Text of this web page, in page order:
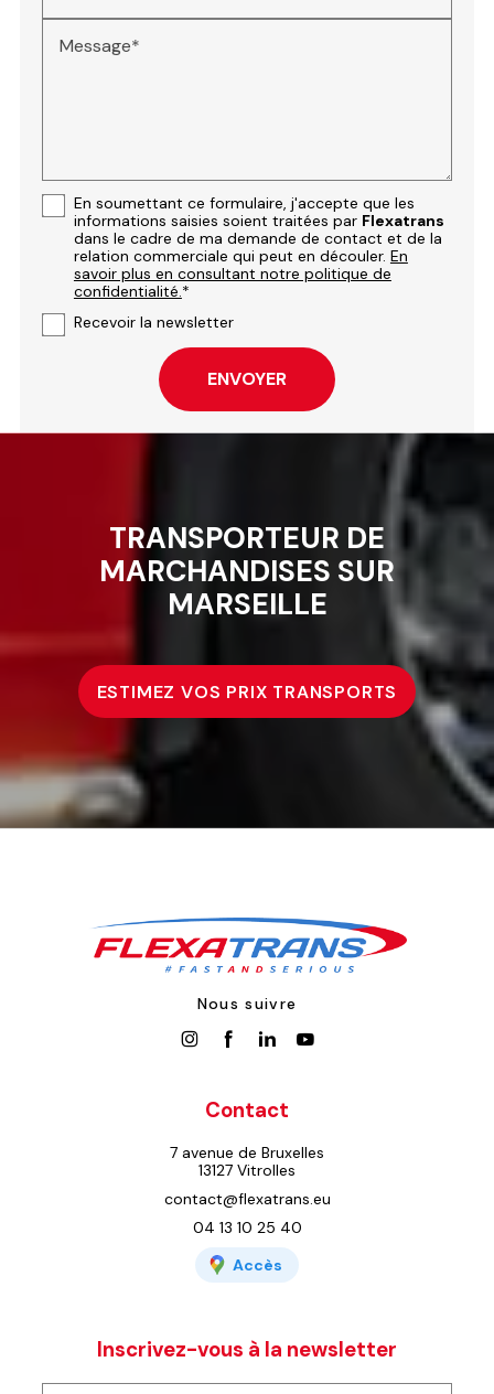
Message*
En soumettant ce formulaire, j'accepte que les
informations saisies soient traitées par Flexatrans
dans le cadre de ma demande de contact et de la
relation commerciale qui peut en découler. En
savoir plus en consultant notre politique de
confidentialité.*
Recevoir la newsletter
TRANSPORTEUR DE
MARCHANDISES SUR
MARSEILLE
ESTIMEZ VOS PRIX TRANSPORTS
Nous suivre
Contact
7 avenue de Bruxelles
13127 Vitrolles
contact@flexatrans.eu
04 13 10 25 40
Accès
Inscrivez-vous à la newsletter